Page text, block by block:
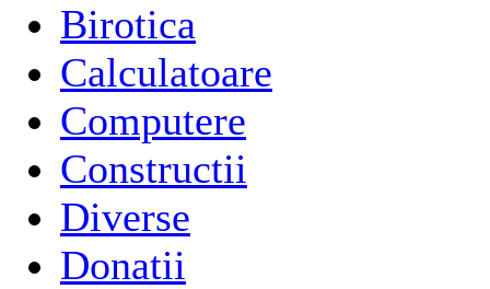
Birotica
Calculatoare
Computere
Constructii
Diverse
Donatii